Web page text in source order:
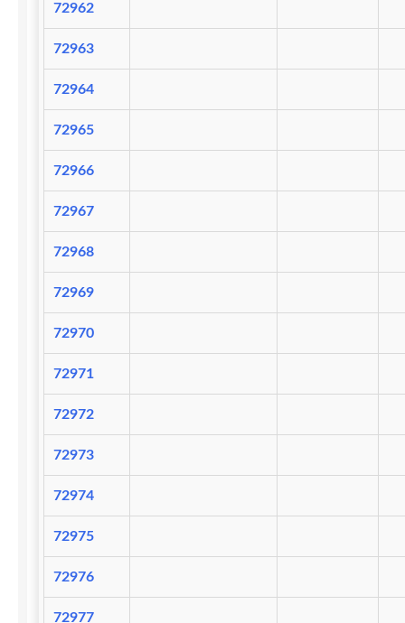
72962
72963
72964
72965
72966
72967
72968
72969
72970
72971
72972
72973
72974
72975
72976
72977